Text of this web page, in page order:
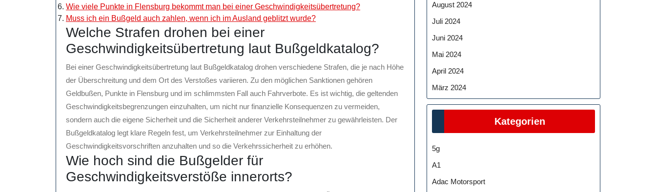
Wie viele Punkte in Flensburg bekommt man bei einer Geschwindigkeitsübertretung?
Muss ich ein Bußgeld auch zahlen, wenn ich im Ausland geblitzt wurde?
Welche Strafen drohen bei einer
Geschwindigkeitsübertretung laut Bußgeldkatalog?
Bei einer Geschwindigkeitsübertretung laut Bußgeldkatalog drohen verschiedene Strafen, die je nach Höhe
der Überschreitung und dem Ort des Verstoßes variieren. Zu den möglichen Sanktionen gehören
Geldbußen, Punkte in Flensburg und im schlimmsten Fall auch Fahrverbote. Es ist wichtig, die geltenden
Geschwindigkeitsbegrenzungen einzuhalten, um nicht nur finanzielle Konsequenzen zu vermeiden,
sondern auch die eigene Sicherheit und die Sicherheit anderer Verkehrsteilnehmer zu gewährleisten. Der
Bußgeldkatalog legt klare Regeln fest, um Verkehrsteilnehmer zur Einhaltung der
Geschwindigkeitsvorschriften anzuhalten und so die Verkehrssicherheit zu erhöhen.
Wie hoch sind die Bußgelder für
Geschwindigkeitsverstöße innerorts?
August 2024
Juli 2024
Juni 2024
Mai 2024
April 2024
März 2024
Kategorien
5g
A1
Adac Motorsport